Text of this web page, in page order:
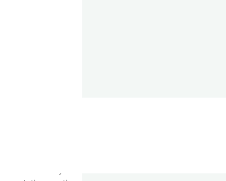
he was
student
for his book
Several years